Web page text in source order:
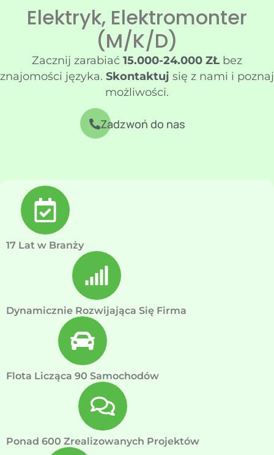
Elektryk, Elektromonter
(m/k/d)
Zacznij zarabiać 15.000-24.000 ZŁ bez
znajomości języka. Skontaktuj się z nami i poznaj
możliwości.
Zadzwoń do nas
17 Lat w Branży
Dynamicznie Rozwijająca Się Firma
Flota Licząca 90 Samochodów
Ponad 600 Zrealizowanych Projektów